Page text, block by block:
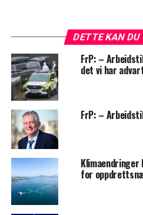
DETTE KAN DU
FrP: –
det vi har
FrP: –
for